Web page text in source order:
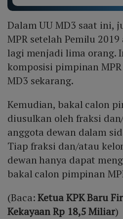
Dalam UU MD3 saat ini,
MPR setelah Pemilu
lagi menjadi lima orang.
komposisi pimpinan
MD3 sekarang.
Kemudian, bakal calon
diusulkan oleh fraksi
anggota dewan dalam
Tiap fraksi dan/atau
dewan hanya dapat
bakal calon pimpinan
(Baca:Ketua KPK Baru
Kekayaan Rp 18,5 Miliar)